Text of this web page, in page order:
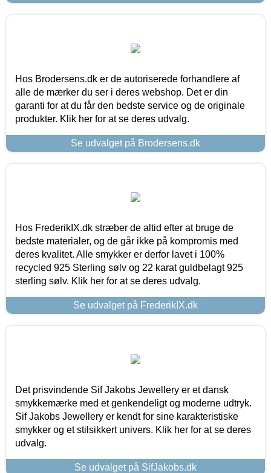
Hos Brodersens.dk er de autoriserede forhandlere af
alle de mærker du ser i deres webshop. Det er din
garanti for at du får den bedste service og de originale
produkter. Klik her for at se deres udvalg.
Se udvalget på Brodersens.dk
Hos FrederikIX.dk stræber de altid efter at bruge de
bedste materialer, og de går ikke på kompromis med
deres kvalitet. Alle smykker er derfor lavet i 100%
recycled 925 Sterling sølv og 22 karat guldbelagt 925
sterling sølv. Klik her for at se deres udvalg.
Se udvalget på FrederikIX.dk
Det prisvindende Sif Jakobs Jewellery er et dansk
smykkemærke med et genkendeligt og moderne udtryk.
Sif Jakobs Jewellery er kendt for sine karakteristiske
smykker og et stilsikkert univers. Klik her for at se deres
udvalg.
Se udvalget på SifJakobs.dk